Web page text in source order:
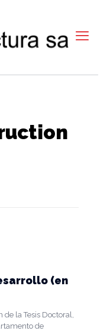
(en
la Tesis Doctoral,
de